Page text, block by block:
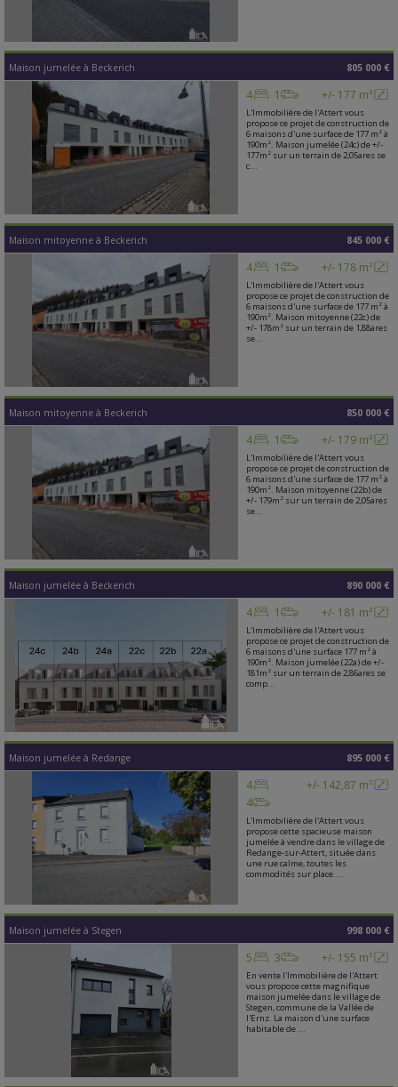
Maison jumelée à Beckerich 805 000 €
+/- 177 m²
4 1
L'Immobilière de l'Attert vous
propose ce projet de construction de
6 maisons d'une surface de 177 m² à
190m². Maison jumelée (24c) de +/-
177m² sur un terrain de 2,05ares se
c...
Maison mitoyenne à Beckerich 845 000 €
+/- 178 m²
4 1
L'Immobilière de l'Attert vous
propose ce projet de construction de
6 maisons d'une surface de 177 m² à
190m². Maison mitoyenne (22c) de
+/- 178m² sur un terrain de 1,88ares
se...
Maison mitoyenne à Beckerich 850 000 €
+/- 179 m²
4 1
L'Immobilière de l'Attert vous
propose ce projet de construction de
6 maisons d'une surface de 177 m² à
190m². Maison mitoyenne (22b) de
+/- 179m² sur un terrain de 2,05ares
se...
Maison jumelée à Beckerich 890 000 €
+/- 181 m²
4 1
L'Immobilière de l'Attert vous
propose ce projet de construction de
6 maisons d'une surface 177 m² à
190m². Maison jumelée (22a) de +/-
181m² sur un terrain de 2,86ares se
comp...
Maison jumelée à Redange 895 000 €
+/- 142,87 m²
4
4
L'Immobilière de l'Attert vous
propose cette spacieuse maison
jumelée à vendre dans le village de
Redange-sur-Attert, située dans
une rue calme, toutes les
commodités sur place....
Maison jumelée à Stegen 998 000 €
+/- 155 m²
5 3
En vente l'Immobilière de l'Attert
vous propose cette magnifique
maison jumelée dans le village de
Stegen, commune de la Vallée de
l'Ernz. La maison d'une surface
habitable de ...